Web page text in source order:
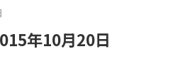
年10月20日